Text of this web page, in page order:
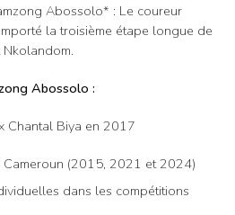
Abossolo* : Le coureur
la troisième étape longue de
Abossolo :
Chantal Biya en 2017
Cameroun (2015, 2021 et 2024)
dans les compétitions